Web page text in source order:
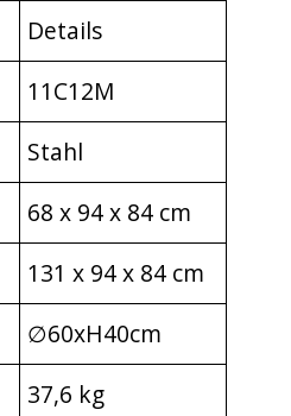
Details
11C12M
Stahl
68 x 94 x 84 cm
131 x 94 x 84 cm
∅60xH40cm
37,6 kg